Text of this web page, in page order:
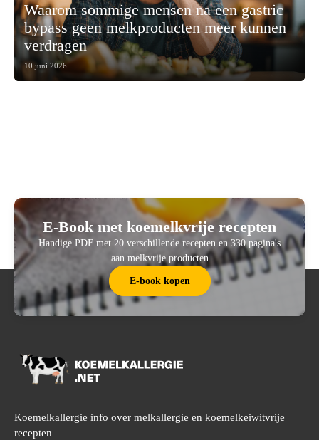
Waarom sommige mensen na een gastric
bypass geen melkproducten meer kunnen
verdragen
10 juni 2026
E-Book met koemelkvrije recepten
Handige PDF met 20 verschillende recepten en 330 pagina's
aan melkvrije producten
E-book kopen
Koemelkallergie info over melkallergie en koemelkeiwitvrije
recepten